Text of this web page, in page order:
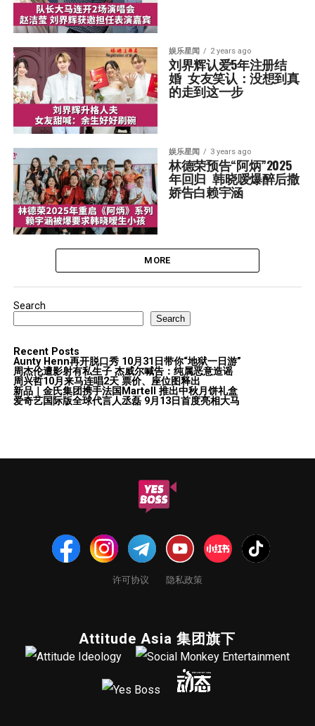
娱乐星闻 2 years ago
刘界辉认爱5年注册结
婚  女友笑认：没想到真
的走到这一步
娱乐星闻 3 years ago
林德荣预告“阿炳”2025
年回归  韩晓嗳爆醉后撒
娇告白赖宇涵
MORE
Search
Search
Recent Posts
Aunty Henn再开脱口秀 10月31日带你“地狱一日游”
周杰伦遭影射有私生子 杰威尔喊告：纯属恶意造谣
周兴哲10月来马连唱2天 票价、座位图释出
新品｜金氏集团携手法国Martell 推出中秋月饼礼盒
爱奇艺国际版全球代言人丞磊 9月13日首度亮相大马
许可协议 隐私政策
Attitude Asia 集团旗下